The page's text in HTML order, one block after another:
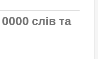
слів та